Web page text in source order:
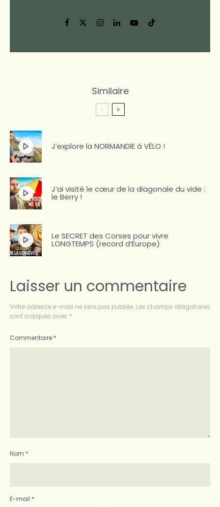
Similaire
J’explore la NORMANDIE à VÉLO !
J’ai visité le cœur de la diagonale du vide :
le Berry !
Le SECRET des Corses pour vivre
LONGTEMPS (record d’Europe)
Laisser un commentaire
Votre adresse e-mail ne sera pas publiée. Les champs obligatoires
sont indiqués avec *
Commentaire *
Nom *
E-mail *